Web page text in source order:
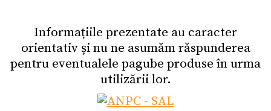
Informațiile prezentate au caracter
orientativ și nu ne asumăm răspunderea
pentru eventualele pagube produse în urma
utilizării lor.